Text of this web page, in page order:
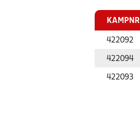
KAMPNR
422092
422094
422093